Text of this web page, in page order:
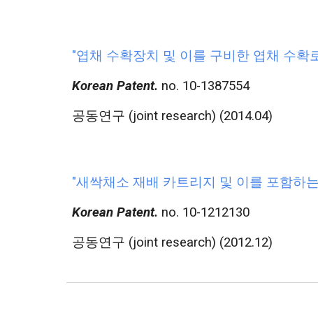
"엽채 수확장치 및 이를 구비한 엽채 수확
Korean Patent. no. 10-1387554
공동연구 (joint research) (2014.04)
"새싹채소 재배 카트리지 및 이를 포함하
Korean Patent. no. 10-1212130
공동연구 (joint research) (2012.12)